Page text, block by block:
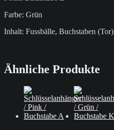
Farbe: Grün
Inhalt: Fussbälle, Buchstaben (Tor)
Ähnliche Produkte